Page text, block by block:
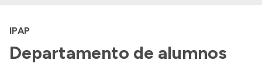
Autoridades
IPAP
Departamento de alumnos